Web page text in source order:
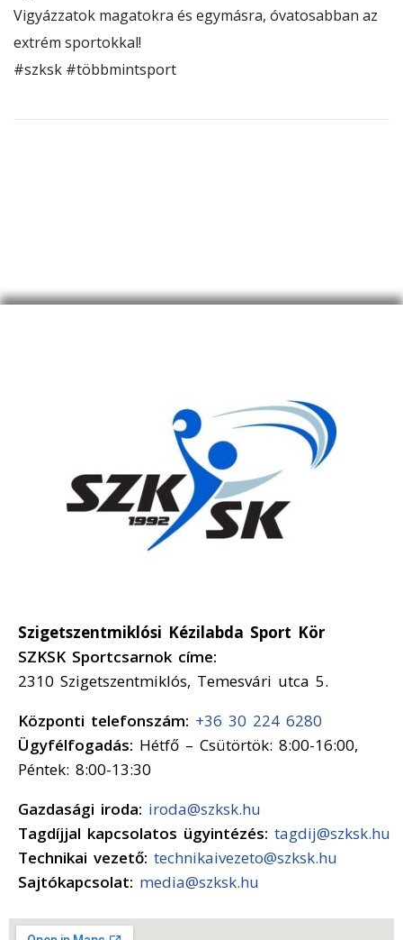
Vigyázzatok magatokra és egymásra, óvatosabban az
extrém sportokkal!
#szksk #többmintsport
Szigetszentmiklósi Kézilabda Sport Kör
SZKSK Sportcsarnok címe:
2310 Szigetszentmiklós, Temesvári utca 5.
Központi telefonszám: +36 30 224 6280
Ügyfélfogadás: Hétfő – Csütörtök: 8:00-16:00,
Péntek: 8:00-13:30
Gazdasági iroda: iroda@szksk.hu
Tagdíjjal kapcsolatos ügyintézés: tagdij@szksk.hu
Technikai vezető: technikaivezeto@szksk.hu
Sajtókapcsolat: media@szksk.hu